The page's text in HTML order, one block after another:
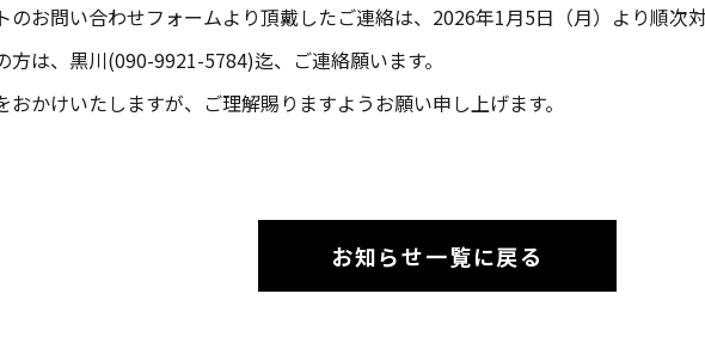
のお問い合わせフォームより頂戴したご連絡は、2026年1月5日（月）より順次
方は、黒川(090-9921-5784)迄、ご連絡願います。
おかけいたしますが、ご理解賜りますようお願い申し上げます。
お知らせ一覧に戻る